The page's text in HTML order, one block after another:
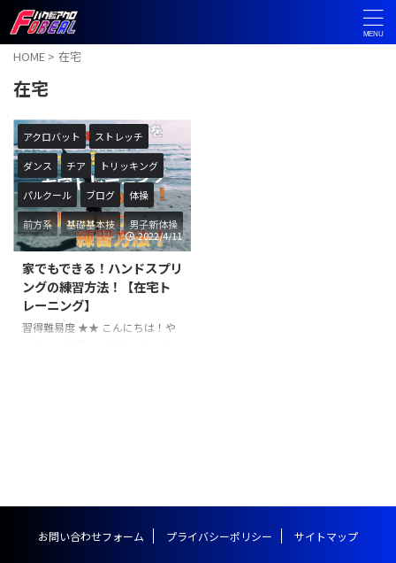
HOME > 在宅
在宅
アクロバット ストレッチ
ダンス チア トリッキング
パルクール ブログ 体操
前方系 基礎基本技
男子新体操
2022/4/11
家でもできる！ハンドスプリ
ングの練習方法！【在宅ト
レーニング】
習得難易度 ★★ こんにちは！や
早くハンドスプリングを完成させ
いない方におすすめの記事となっ
お問い合わせフォーム プライバシーポリシー サイトマップ